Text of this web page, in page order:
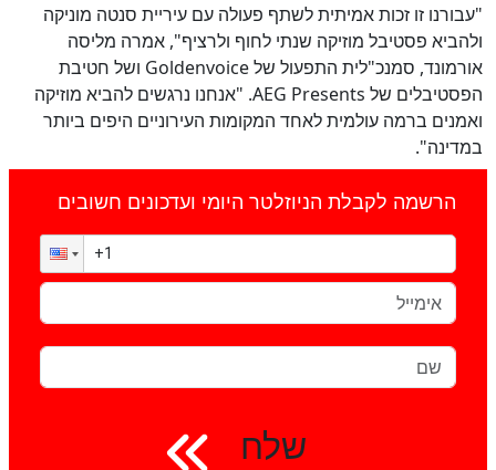
"עבורנו זו זכות אמיתית לשתף פעולה עם עיריית סנטה מוניקה
ולהביא פסטיבל מוזיקה שנתי לחוף ולרציף", אמרה מליסה
אורמונד, סמנכ"לית התפעול של Goldenvoice ושל חטיבת
הפסטיבלים של AEG Presents. "אנחנו נרגשים להביא מוזיקה
ואמנים ברמה עולמית לאחד המקומות העירוניים היפים ביותר
במדינה".
הרשמה לקבלת הניוזלטר היומי ועדכונים חשובים
שלח